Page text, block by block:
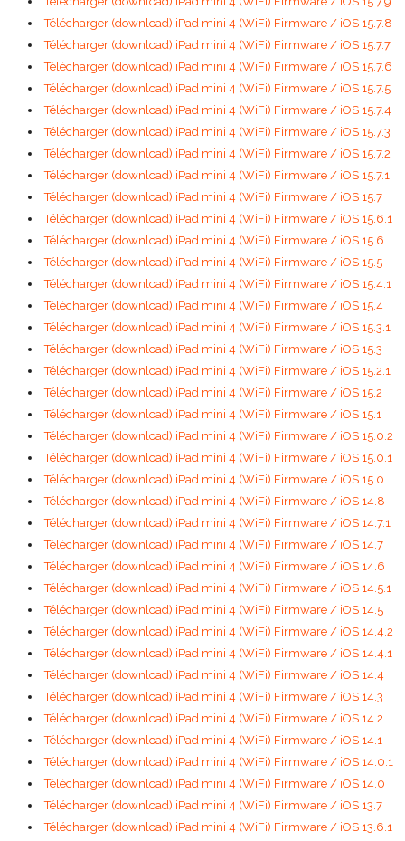
Télécharger (download) iPad mini 4 (WiFi) Firmware / iOS 15.7.8
Télécharger (download) iPad mini 4 (WiFi) Firmware / iOS 15.7.7
Télécharger (download) iPad mini 4 (WiFi) Firmware / iOS 15.7.6
Télécharger (download) iPad mini 4 (WiFi) Firmware / iOS 15.7.5
Télécharger (download) iPad mini 4 (WiFi) Firmware / iOS 15.7.4
Télécharger (download) iPad mini 4 (WiFi) Firmware / iOS 15.7.3
Télécharger (download) iPad mini 4 (WiFi) Firmware / iOS 15.7.2
Télécharger (download) iPad mini 4 (WiFi) Firmware / iOS 15.7.1
Télécharger (download) iPad mini 4 (WiFi) Firmware / iOS 15.7
Télécharger (download) iPad mini 4 (WiFi) Firmware / iOS 15.6.1
Télécharger (download) iPad mini 4 (WiFi) Firmware / iOS 15.6
Télécharger (download) iPad mini 4 (WiFi) Firmware / iOS 15.5
Télécharger (download) iPad mini 4 (WiFi) Firmware / iOS 15.4.1
Télécharger (download) iPad mini 4 (WiFi) Firmware / iOS 15.4
Télécharger (download) iPad mini 4 (WiFi) Firmware / iOS 15.3.1
Télécharger (download) iPad mini 4 (WiFi) Firmware / iOS 15.3
Télécharger (download) iPad mini 4 (WiFi) Firmware / iOS 15.2.1
Télécharger (download) iPad mini 4 (WiFi) Firmware / iOS 15.2
Télécharger (download) iPad mini 4 (WiFi) Firmware / iOS 15.1
Télécharger (download) iPad mini 4 (WiFi) Firmware / iOS 15.0.2
Télécharger (download) iPad mini 4 (WiFi) Firmware / iOS 15.0.1
Télécharger (download) iPad mini 4 (WiFi) Firmware / iOS 15.0
Télécharger (download) iPad mini 4 (WiFi) Firmware / iOS 14.8
Télécharger (download) iPad mini 4 (WiFi) Firmware / iOS 14.7.1
Télécharger (download) iPad mini 4 (WiFi) Firmware / iOS 14.7
Télécharger (download) iPad mini 4 (WiFi) Firmware / iOS 14.6
Télécharger (download) iPad mini 4 (WiFi) Firmware / iOS 14.5.1
Télécharger (download) iPad mini 4 (WiFi) Firmware / iOS 14.5
Télécharger (download) iPad mini 4 (WiFi) Firmware / iOS 14.4.2
Télécharger (download) iPad mini 4 (WiFi) Firmware / iOS 14.4.1
Télécharger (download) iPad mini 4 (WiFi) Firmware / iOS 14.4
Télécharger (download) iPad mini 4 (WiFi) Firmware / iOS 14.3
Télécharger (download) iPad mini 4 (WiFi) Firmware / iOS 14.2
Télécharger (download) iPad mini 4 (WiFi) Firmware / iOS 14.1
Télécharger (download) iPad mini 4 (WiFi) Firmware / iOS 14.0.1
Télécharger (download) iPad mini 4 (WiFi) Firmware / iOS 14.0
Télécharger (download) iPad mini 4 (WiFi) Firmware / iOS 13.7
Télécharger (download) iPad mini 4 (WiFi) Firmware / iOS 13.6.1